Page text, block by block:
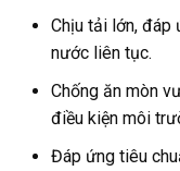
Chịu tải lớn, đáp
nước liên tục.
Chống ăn mòn
điều kiện môi
Đáp ứng tiêu